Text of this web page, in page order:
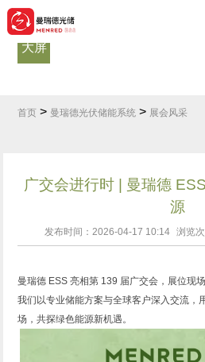
数据
大屏
首页 > 曼瑞德光伏储能系统 > 展会风采
广交会进行时 | 曼瑞德
源
发布时间：2026-04-17 10:14 浏览
曼瑞德 ESS 亮相第 139 届广交会，展位现场
我们以专业储能方案与全球客户深入交流，
场，共探绿色能源新机遇。